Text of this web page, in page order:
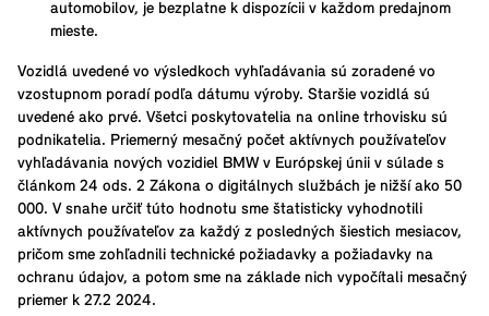
automobilov, je bezplatne k dispozícii v každom predajnom
mieste.
Vozidlá uvedené vo výsledkoch vyhľadávania sú zoradené vo
vzostupnom poradí podľa dátumu výroby. Staršie vozidlá sú
uvedené ako prvé. Všetci poskytovatelia na online trhovisku sú
podnikatelia. Priemerný mesačný počet aktívnych používateľov
vyhľadávania nových vozidiel BMW v Európskej únii v súlade s
článkom 24 ods. 2 Zákona o digitálnych službách je nižší ako 50
000. V snahe určiť túto hodnotu sme štatisticky vyhodnotili
aktívnych používateľov za každý z posledných šiestich mesiacov,
pričom sme zohľadnili technické požiadavky a požiadavky na
ochranu údajov, a potom sme na základe nich vypočítali mesačný
priemer k 27.2 2024.